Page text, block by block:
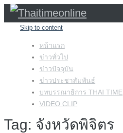
Skip to content
หน้าแรก
ข่าวทั่วไป
ข่าวปัจจุบัน
ข่าวประชาสัมพันธ์
บทบรรณาธิการ THAI TIME
VIDEO CLIP
Tag: จังหวัดพิจิตร